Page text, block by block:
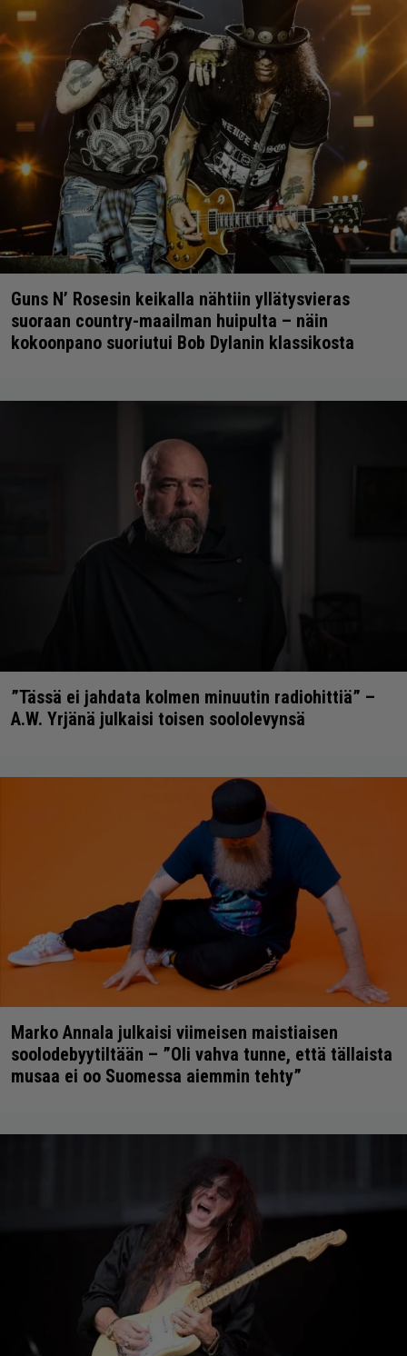
Guns N’ Rosesin keikalla nähtiin yllätysvieras
suoraan country-maailman huipulta – näin
kokoonpano suoriutui Bob Dylanin klassikosta
”Tässä ei jahdata kolmen minuutin radiohittiä” –
A.W. Yrjänä julkaisi toisen soololevynsä
Marko Annala julkaisi viimeisen maistiaisen
soolodebyytiltään – ”Oli vahva tunne, että tällaista
musaa ei oo Suomessa aiemmin tehty”